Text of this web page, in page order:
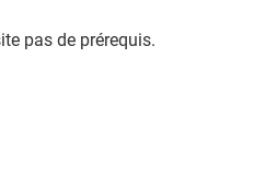
pas de prérequis.